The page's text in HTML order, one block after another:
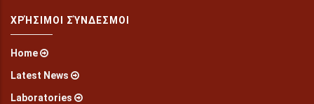
ΧΡΉΣΙΜΟΙ ΣΎΝΔΕΣΜΟΙ
Home
Latest News
Laboratories